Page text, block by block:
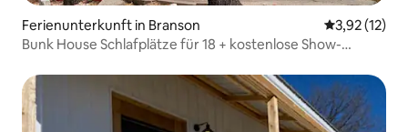
Ferienunterkunft in Branson
3,92 (12)
Bunk House Schlafplätze für 18 + kostenlose Show-